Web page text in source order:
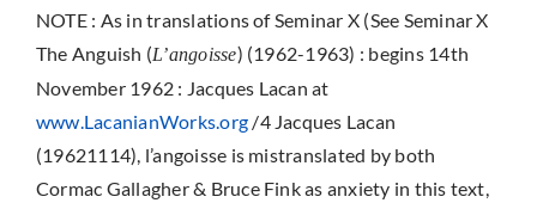
NOTE : As in translations of Seminar X (See Seminar X
The Anguish (L’angoisse) (1962-1963) : begins 14th
November 1962 : Jacques Lacan at
www.LacanianWorks.org /4 Jacques Lacan
(19621114), l’angoisse is mistranslated by both
Cormac Gallagher & Bruce Fink as anxiety in this text,